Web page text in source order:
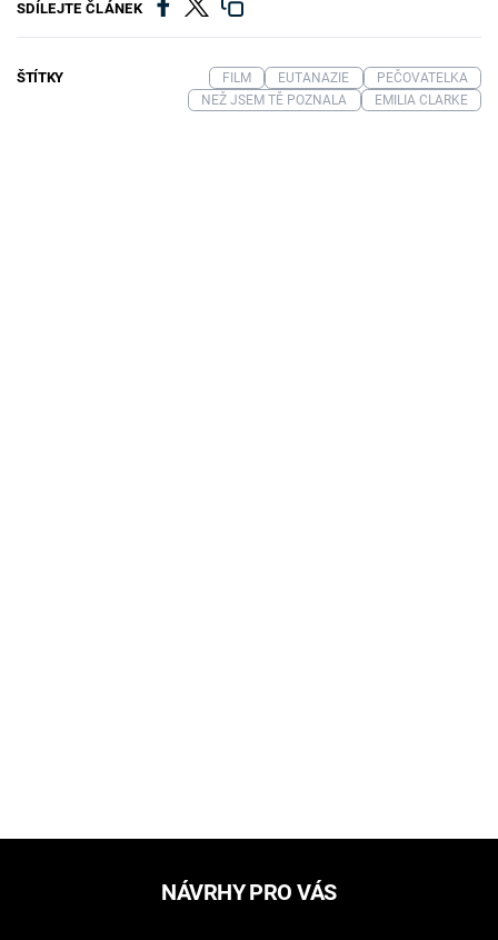
SDÍLEJTE ČLÁNEK
ŠTÍTKY FILM EUTANAZIE
PEČOVATELKA
NEŽ JSEM TĚ POZNALA
EMILIA CLARKE
NÁVRHY PRO VÁS